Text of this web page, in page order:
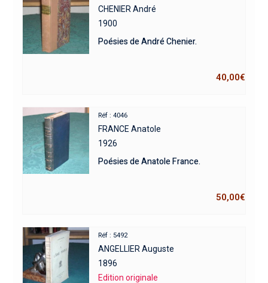
CHENIER André
1900
Poésies de André Chenier.
40,00€
Réf : 4046
FRANCE Anatole
1926
Poésies de Anatole France.
50,00€
Réf : 5492
ANGELLIER Auguste
1896
Edition originale